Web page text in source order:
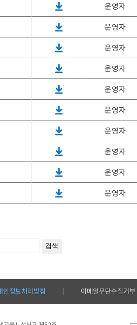
운영자
운영자
운영자
운영자
운영자
운영자
운영자
운영자
운영자
운영자
인정보처리방침 | 이메일무단수집거부